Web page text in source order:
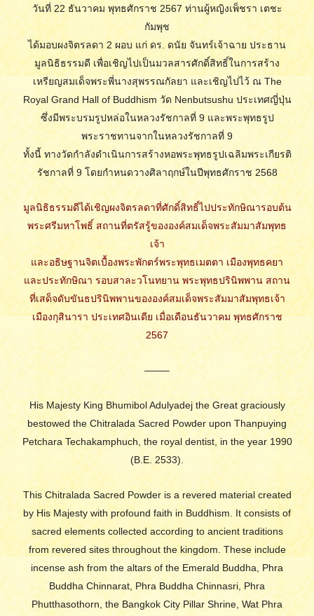
วันที่ 22 ธันวาคม พุทธศักราช 2567 ท่านผู้หญิงเพ็ชรา เตชะ
กัมพุช
ได้มอบผงจิตรลดา 2 ผอบ แก่ ดร. ดนัย จันทร์เจ้าฉาย ประธาน
มูลนิธิธรรมดี เพื่อเชิญไปเป็นมวลสารศักดิ์สิทธิ์ในการสร้าง
เหรียญสมเด็จพระพี่นางสุพรรณกัลยา และเชิญไปไว้ ณ The
Royal Grand Hall of Buddhism วัด Nenbutsushu ประเทศญี่ปุ่น
ซึ่งมีพระบรมรูปหล่อในหลวงรัชกาลที่ 9 และพระพุทธรูป
พระราชทานจากในหลวงรัชกาลที่ 9
ทั้งนี้ ทางวัดกำลังดำเนินการสร้างหอพระพุทธรูปเฉลิมพระเกียรติ
รัชกาลที่ 9 โดยกำหนดวางศิลาฤกษ์ในปีพุทธศักราช 2568
มูลนิธิธรรมดีได้เชิญผงจิตรลดาที่ศักดิ์สิทธิ์ไปประทักษิณารอบต้น
พระศรีมหาโพธิ์ สถานที่ตรัสรู้ขององค์สมเด็จพระสัมมาสัมพุทธ
เจ้า
และอธิษฐานจิตเบื้องพระพักตร์พระพุทธเมตตา เมืองพุทธคยา
และประทักษิณา รอบสาละวโนทยาน พระพุทธปรินิพพาน สถาน
ที่เสด็จดับขันธปรินิพพานขององค์สมเด็จพระสัมมาสัมพุทธเจ้า
เมืองกุสินารา ประเทศอินเดีย เมื่อเดือนธันวาคม พุทธศักราช
2567
——–
His Majesty King Bhumibol Adulyadej the Great graciously
bestowed the Chitralada Sacred Powder upon Thanpuying
Petchara Techakamphuch, the royal dentist, in the year 1990
(B.E. 2533).
This Chitralada Sacred Powder is a revered material created
by His Majesty with profound faith in Buddhism. It consists of
sacred elements collected according to ancient traditions
from revered sites throughout the kingdom. These include
incense ash from the altars of the Emerald Buddha, Phra
Buddha Chinnarat, Phra Buddha Chinnasri, Phra
Phutthasothorn, the Bangkok City Pillar Shrine, Wat Phra